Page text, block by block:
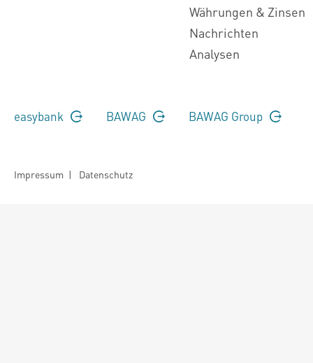
Währungen & Zinsen
Nachrichten
Analysen
easybank BAWAG BAWAG Group
Impressum | Datenschutz